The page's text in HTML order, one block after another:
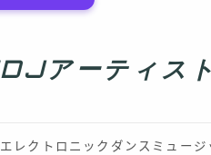
アーティスト
レクトロニックダンスミュージ